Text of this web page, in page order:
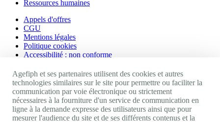
Ressources humaines
Appels d'offres
CGU
Mentions légales
Politique cookies
Accessibilité : non conforme
Nos autres sites
Site portail Agefiph
Activateur de progrès
Handinnov
Agefiph et ses partenaires utilisent des cookies et autres
technologies similaires sur le site pour permettre ou faciliter la
communication par voie électronique ou strictement
nécessaires à la fourniture d'un service de communication en
ligne à la demande expresse des utilisateurs ainsi que pour
mesurer l'audience du site et de ses différents contenus et la